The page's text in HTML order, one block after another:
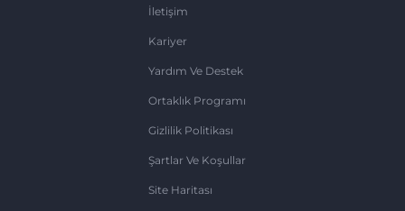
İletişim
Kariyer
Yardım Ve Destek
Ortaklık Programı
Gizlilik Politikası
Şartlar Ve Koşullar
Site Haritası